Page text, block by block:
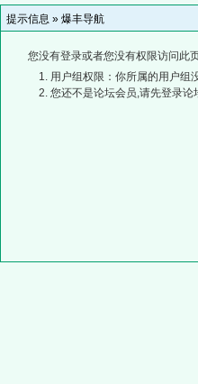
提示信息 » 爆丰导航
您没有登录或者您没有权限访问此
用户组权限：你所属的用户组
您还不是论坛会员,请先登录论